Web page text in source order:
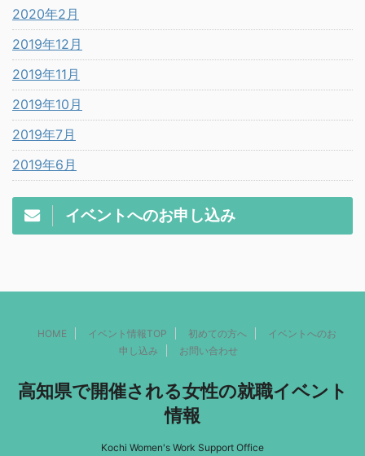
2020年2月
2019年12月
2019年11月
2019年10月
2019年7月
2019年6月
イベントへのお申し込み
HOME イベント情報TOP 初めての方へ
イベントへのお
申し込み
お問い合わせ
高知県で開催される女性の就職イベント
情報
Kochi Women's Work Support Office